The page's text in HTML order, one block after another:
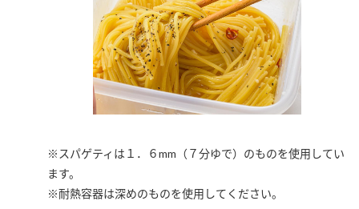
※スパゲティは１．６mm（７分ゆで）のものを使用してい
ます。
※耐熱容器は深めのものを使用してください。